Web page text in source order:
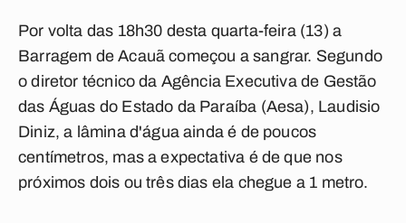
Por volta das 18h30 desta quarta-feira (13) a
Barragem de Acauã começou a sangrar. Segundo
o diretor técnico da Agência Executiva de Gestão
das Águas do Estado da Paraíba (Aesa), Laudisio
Diniz, a lâmina d'água ainda é de poucos
centímetros, mas a expectativa é de que nos
próximos dois ou três dias ela chegue a 1 metro.